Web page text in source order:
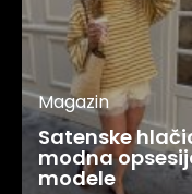
Magazin
Satenske
modna
modele